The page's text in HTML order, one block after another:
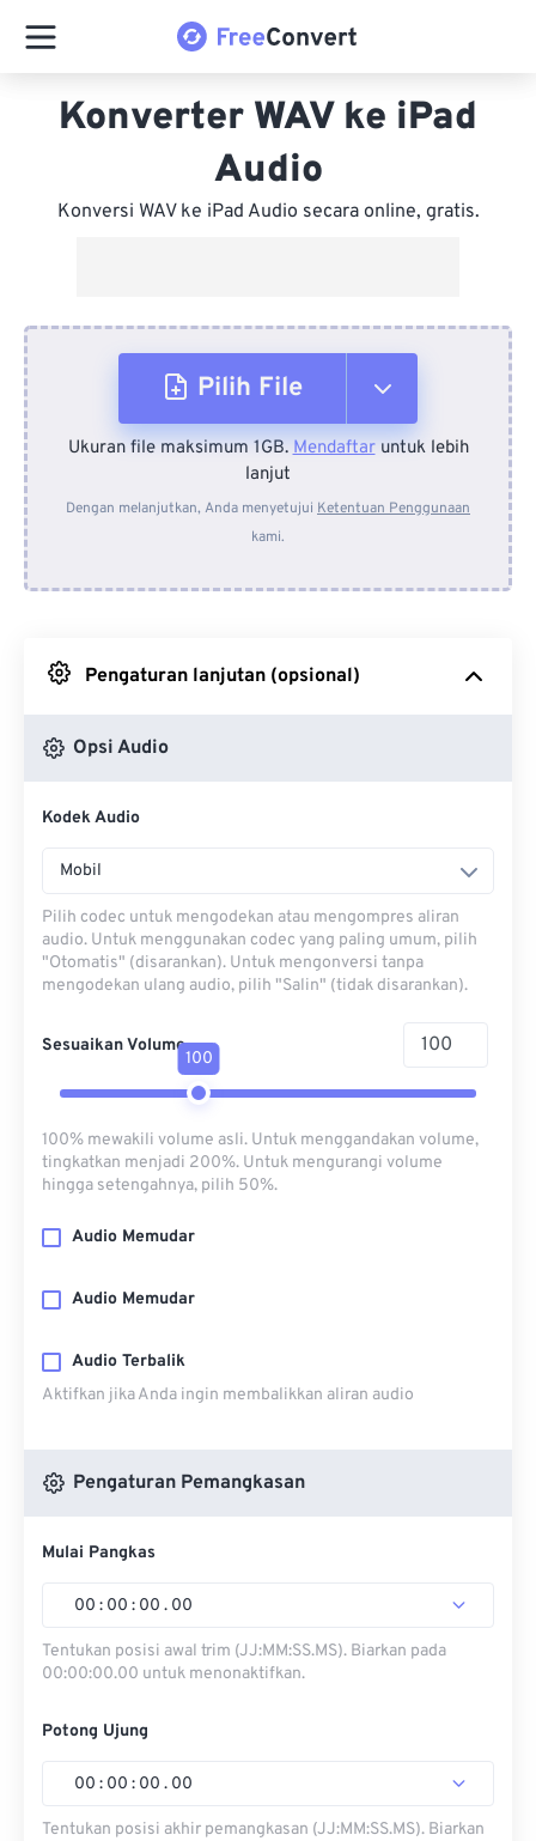
Konverter WAV ke iPad
Audio
Konversi WAV ke iPad Audio secara online, gratis.
Pilih File
Dari Perangkat
Dari Dropbox
Ukuran file maksimum 1GB.Mendaftaruntuk lebih
lanjut
Dengan melanjutkan, Anda menyetujui Ketentuan Penggunaan
kami.
Pengaturan lanjutan (opsional)
Opsi Audio
Kodek Audio
Mobil
Pilih codec untuk mengodekan atau mengompres aliran
audio. Untuk menggunakan codec yang paling umum, pilih
"Otomatis" (disarankan). Untuk mengonversi tanpa
mengodekan ulang audio, pilih "Salin" (tidak disarankan).
Sesuaikan Volume
100
100% mewakili volume asli. Untuk menggandakan volume,
tingkatkan menjadi 200%. Untuk mengurangi volume
hingga setengahnya, pilih 50%.
Audio Memudar
Audio Memudar
Audio Terbalik
Aktifkan jika Anda ingin membalikkan aliran audio
Pengaturan Pemangkasan
Mulai Pangkas
00 : 00 : 00 . 00
Tentukan posisi awal trim (JJ:MM:SS.MS). Biarkan pada
00:00:00.00 untuk menonaktifkan.
Potong Ujung
00 : 00 : 00 . 00
Tentukan posisi akhir pemangkasan (JJ:MM:SS.MS). Biarkan